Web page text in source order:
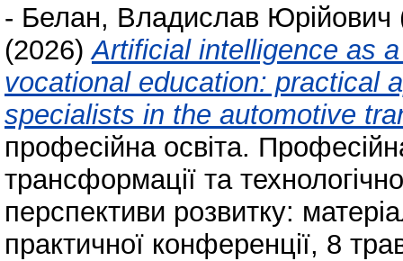
- Белан, Владислав Юрійович
(2026)Artificial intelligence as
vocational education: practical
specialists in the automotive
професійна освіта.
трансформації та
перспективи розвитку:
практичної конференції, 8